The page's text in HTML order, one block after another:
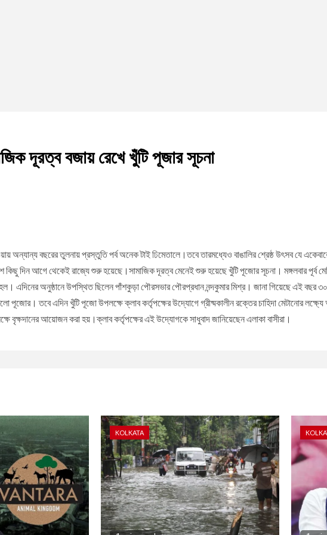
দূরত্ব বজায় রেখে খুঁটি পূজার সূচনা
অন্যান্য বছরের তুলনায় প্রস্তুতি পর্ব অনেক টাই ঢিমেতালে।তবে তারমধ্যেও বাঙালির শ্রেষ্ঠ উৎসব যে
দিন আগে থেকেই রাজ্যে শুরু হয়েছে।সামাজিক দূরত্ব মেনেই শুরু হয়েছে খুঁটি পূজোর সূচনা। মঙ্গলবার পূর্ব
এদিনের অনুষ্ঠানে উপস্থিত ছিলেন পাঁশকুড়া পৌরসভার পৌরপ্রধান নন্দকুমার মিশ্র। জানা গিয়েছে এই বছর
পূজোর। তবে এদিন খুঁটি পূজো উপলক্ষে ক্লাব কর্তৃপক্ষের উদ্যোগে গ্রীষ্মকালীন রক্তের চাহিদা মেটানোর
বৃক্ষদানের আয়োজন করা হয়।ক্লাব কর্তৃপক্ষের এই উদ্যোগকে সাধুবাদ জানিয়েছেন এলাকা বাসীরা।
KOLKATA